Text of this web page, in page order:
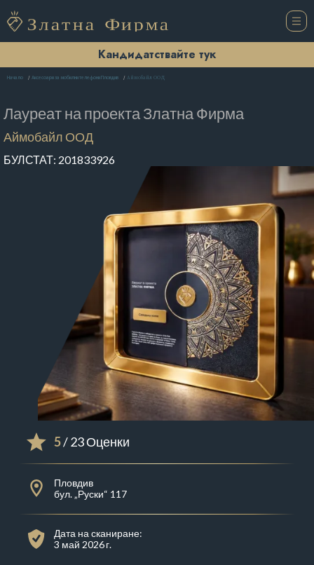
Кандидатствайте тук
Начало Аксесоари за мобилни телефони Пловдив Аймобайл ООД
Лауреат на проектаЗлатна Фирма
Аймобайл ООД
БУЛСТАТ: 201833926
5/ 23 Оценки
Пловдив
бул. „Руски“ 117
Дата на сканиране:
3 май 2026 г.